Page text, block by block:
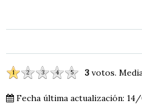
1 2 3 4 5 3 votos.
Fecha última actualización: